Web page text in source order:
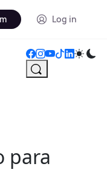
Log in
para